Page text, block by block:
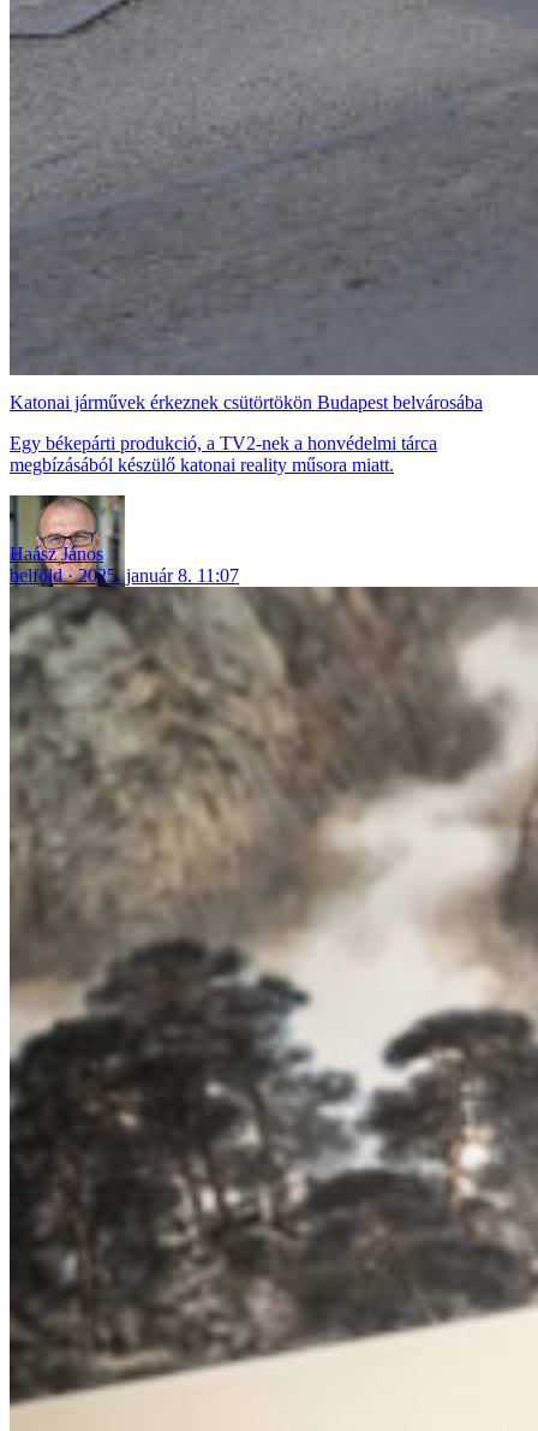
Katonai járművek érkeznek csütörtökön Budapest belvárosába
Egy békepárti produkció, a TV2-nek a honvédelmi tárca
megbízásából készülő katonai reality műsora miatt.
Haász János
belföld
2025. január 8. 11:07